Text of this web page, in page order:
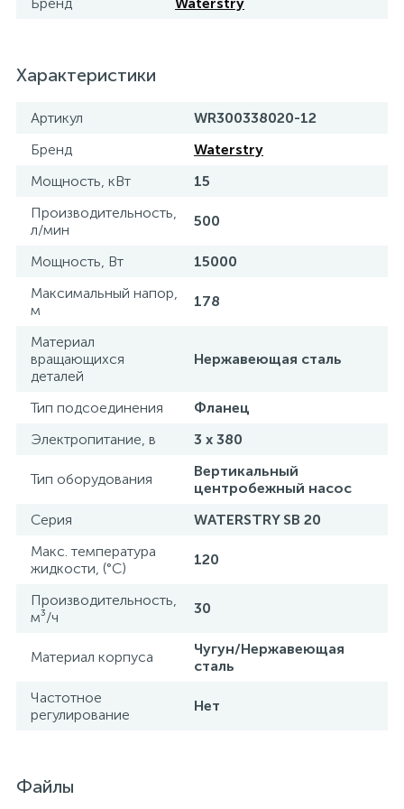
Характеристики
Артикул
WR300338020-12
Бренд
Waterstry
Мощность, кВт
15
Производительность,
л/мин
500
Мощность, Вт
15000
Максимальный напор,
м
178
Материал
вращающихся
деталей
Нержавеющая сталь
Тип подсоединения
Фланец
Электропитание, в
3 х 380
Тип оборудования
Вертикальный
центробежный насос
Серия
WATERSTRY SB 20
Макс. температура
жидкости, (°С)
120
Производительность,
м³/ч
30
Материал корпуса
Чугун/Нержавеющая
сталь
Частотное
регулирование
Нет
Файлы